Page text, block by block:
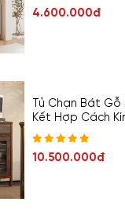
4.600.000đ
Tủ Chạn Bát Gỗ
Kết Hợp Cách
10.500.000đ